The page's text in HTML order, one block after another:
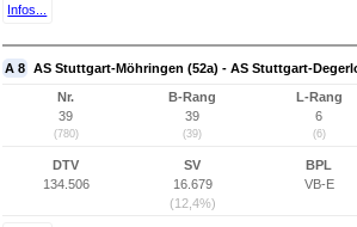
Infos...
A 8 AS Stuttgart-Möhringen (52a) - AS Stuttgart-
Nr.
39
(780)
B-Rang
39
(39)
L-Rang
6
(6)
DTV
134.506
SV
16.679
(12,4%)
BPL
VB-E